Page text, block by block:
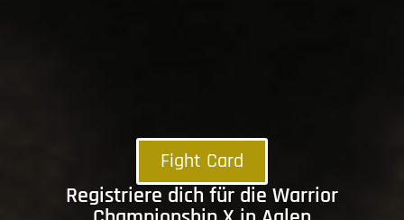
Fight Card
Registriere dich für die Warrior